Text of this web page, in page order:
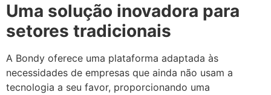
Uma solução inovadora para
setores tradicionais
A Bondy oferece uma plataforma adaptada às
necessidades de empresas que ainda não usam a
tecnologia a seu favor, proporcionando uma